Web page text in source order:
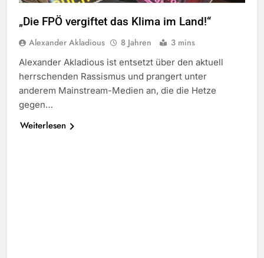
„Die FPÖ vergiftet das Klima im Land!“
Alexander Akladious 8 Jahren 3 mins
Alexander Akladious ist entsetzt über den aktuell
herrschenden Rassismus und prangert unter
anderem Mainstream-Medien an, die die Hetze
gegen…
Weiterlesen